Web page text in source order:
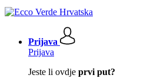
Prijava
Prijava
Jeste li ovdje prvi put?